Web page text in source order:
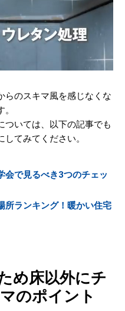
らのスキマ風を感じなくな
ついては、以下の記事でも
てみてください。
会で見るべき3つのチェッ
所ランキング！暖かい住宅
め床以外にチ
のポイント